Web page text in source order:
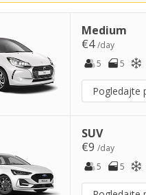
Medium
€4/day
5
5
Pogledajte
SUV
€9/day
5
5